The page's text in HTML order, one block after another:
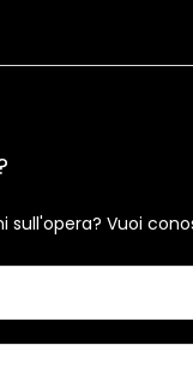
Vuoi